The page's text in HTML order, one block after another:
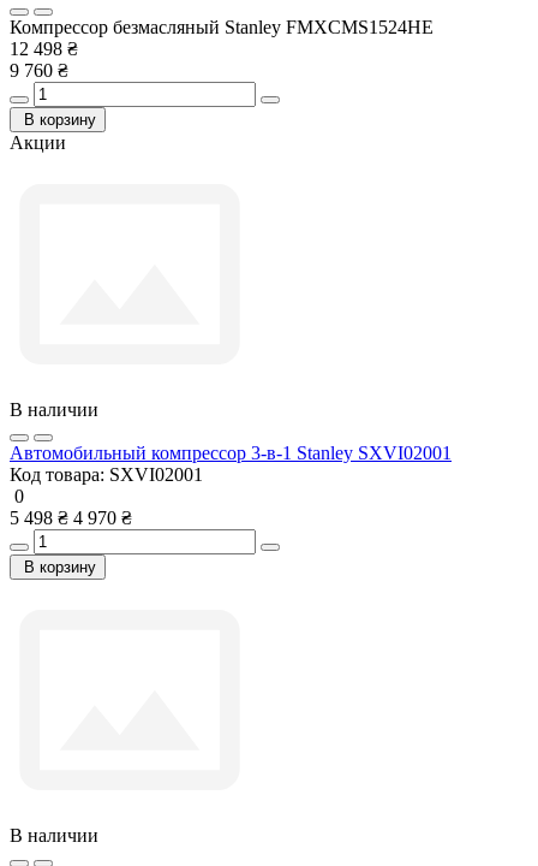
Компрессор безмасляный Stanley FMXCMS1524HE
12 498 ₴
9 760 ₴
В корзину
Акции
В наличии
Автомобильный компрессор 3-в-1 Stanley SXVI02001
Код товара: SXVI02001
0
5 498 ₴ 4 970 ₴
В корзину
В наличии